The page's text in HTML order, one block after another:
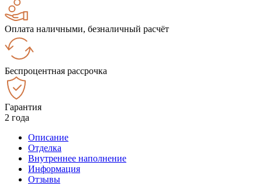
Оплата наличными, безналичный расчёт
Беспроцентная рассрочка
Гарантия
2 года
Описание
Отделка
Внутреннее наполнение
Информация
Отзывы